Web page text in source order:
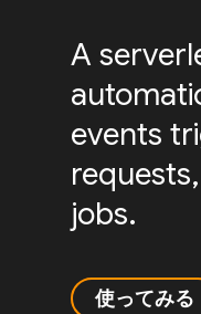
A
events
jobs.
使ってみる